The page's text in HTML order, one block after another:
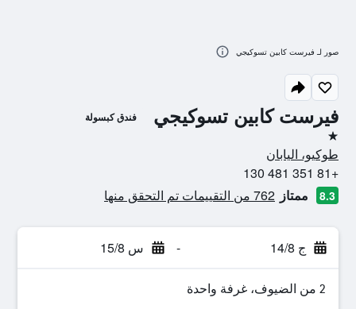
فيرست كابين تسوكيجي فندق كبسولة
نجمة واحدة
طوكيو، اليابان
+81 351 481 130
8.3 ممتاز 762 من التقييمات تم التحقق منها
ج 14/8 - س 15/8
2 من الضيوف، غرفة واحدة
صور لـ فيرست كابين تسوكيجي